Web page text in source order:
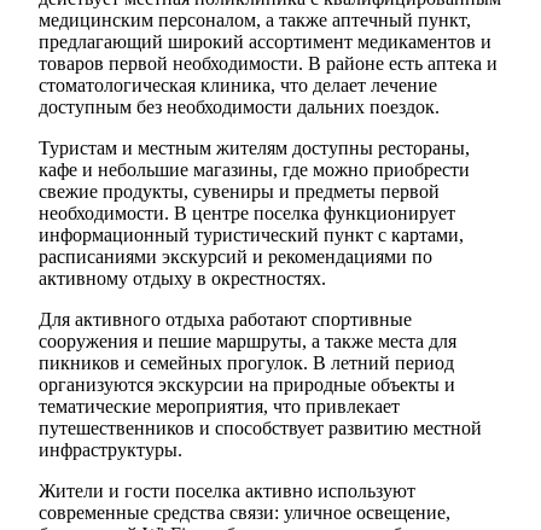
медицинским персоналом, а также аптечный пункт,
предлагающий широкий ассортимент медикаментов и
товаров первой необходимости. В районе есть аптека и
стоматологическая клиника, что делает лечение
доступным без необходимости дальних поездок.
Туристам и местным жителям доступны рестораны,
кафе и небольшие магазины, где можно приобрести
свежие продукты, сувениры и предметы первой
необходимости. В центре поселка функционирует
информационный туристический пункт с картами,
расписаниями экскурсий и рекомендациями по
активному отдыху в окрестностях.
Для активного отдыха работают спортивные
сооружения и пешие маршруты, а также места для
пикников и семейных прогулок. В летний период
организуются экскурсии на природные объекты и
тематические мероприятия, что привлекает
путешественников и способствует развитию местной
инфраструктуры.
Жители и гости поселка активно используют
современные средства связи: уличное освещение,